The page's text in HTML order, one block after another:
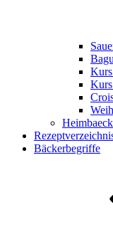
Bäckerbegriffe